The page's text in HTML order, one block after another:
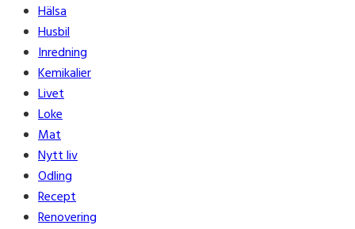
Hälsa
Husbil
Inredning
Kemikalier
Livet
Loke
Mat
Nytt liv
Odling
Recept
Renovering